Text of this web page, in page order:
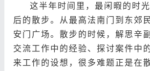
这半年时间里，最闲暇的时
后的散步。从最高法南门到东郊
安门广场。散步的时候，解思辛
交流工作中的经验、探讨案件中
来工作的设想，很多难题正是在